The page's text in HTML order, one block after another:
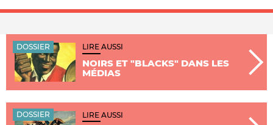
DOSSIER LIRE AUSSI
NOIRS ET "BLACKS" DANS LES
MÉDIAS
DOSSIER LIRE AUSSI